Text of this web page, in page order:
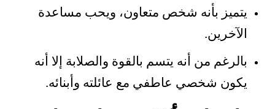
يتميز بأنه شخص متعاون، ويحب مساعدة
الآخرين.
بالرغم من أنه يتسم بالقوة والصلابة إلا أنه
يكون شخصي عاطفي مع عائلته وأبنائه.